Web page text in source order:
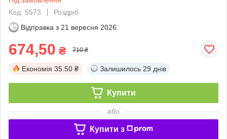
Код: 5573
Роздріб
Відправка з 21 вересня 2026
674,50 ₴ 710 ₴
Економія 35.50 ₴ Залишилось 29 днів
Купити
або
Купити з